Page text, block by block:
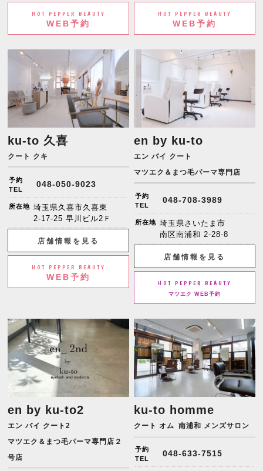
HOT PEPPER BEAUTY
WEB予約
HOT PEPPER BEAUTY
WEB予約
ku-to 久喜
クート クキ
予約
TEL
048-050-9023
所在地 埼玉県久喜市久喜東
2-17-25 早川ビル2Ｆ
店舗情報を見る
HOT PEPPER BEAUTY
WEB予約
en by ku-to
エン バイ クート
マツエク＆まつ毛パーマ専門店
予約
TEL
048-708-3989
所在地 埼玉県さいたま市
南区南浦和 2-28-8
店舗情報を見る
HOT PEPPER BEAUTY
マツエク WEB予約
en by ku-to2
エン バイ クート2
マツエク＆まつ毛パーマ専門店２
号店
ku-to homme
クート オム 南浦和 メンズサロン
予約
TEL
048-633-7515